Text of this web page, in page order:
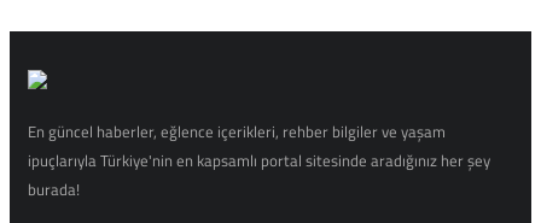
En güncel haberler, eğlence içerikleri, rehber bilgiler ve yaşam
ipuçlarıyla Türkiye'nin en kapsamlı portal sitesinde aradığınız her şey
burada!